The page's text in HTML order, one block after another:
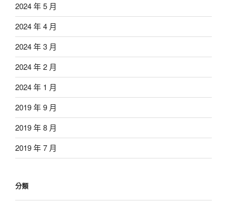
2024 年 5 月
2024 年 4 月
2024 年 3 月
2024 年 2 月
2024 年 1 月
2019 年 9 月
2019 年 8 月
2019 年 7 月
分類